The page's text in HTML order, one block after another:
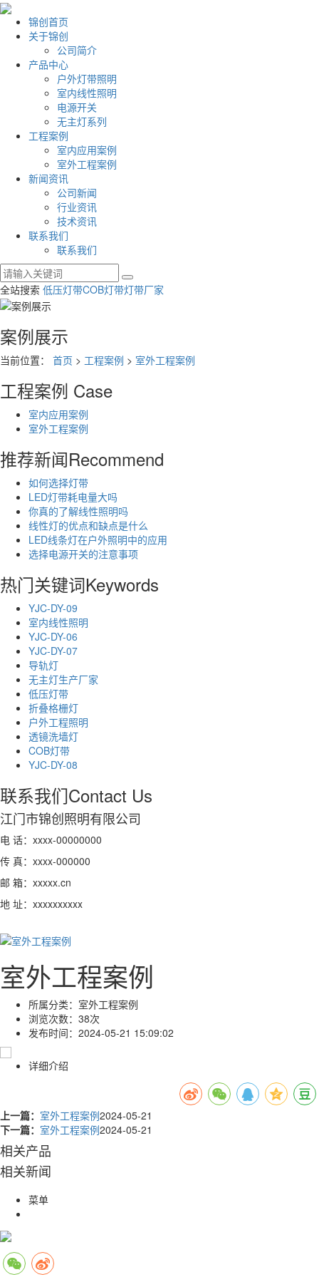
锦创首页
关于锦创
公司简介
产品中心
户外灯带照明
室内线性照明
电源开关
无主灯系列
工程案例
室内应用案例
室外工程案例
新闻资讯
公司新闻
行业资讯
技术资讯
联系我们
联系我们
全站搜索 低压灯带COB灯带灯带厂家
案例展示
当前位置： 首页 > 工程案例 > 室外工程案例
工程案例 Case
室内应用案例
室外工程案例
推荐新闻Recommend
如何选择灯带
LED灯带耗电量大吗
你真的了解线性照明吗
线性灯的优点和缺点是什么
LED线条灯在户外照明中的应用
选择电源开关的注意事项
热门关键词Keywords
YJC-DY-09
室内线性照明
YJC-DY-06
YJC-DY-07
导轨灯
无主灯生产厂家
低压灯带
折叠格栅灯
户外工程照明
透镜洗墙灯
COB灯带
YJC-DY-08
联系我们Contact Us
江门市锦创照明有限公司
电 话：xxxx-00000000
传 真：xxxx-000000
邮 箱：xxxxx.cn
地 址：xxxxxxxxxx
室外工程案例
所属分类： 室外工程案例
浏览次数： 38次
发布时间： 2024-05-21 15:09:02
详细介绍
上一篇： 室外工程案例2024-05-21
下一篇： 室外工程案例2024-05-21
相关产品
相关新闻
菜单